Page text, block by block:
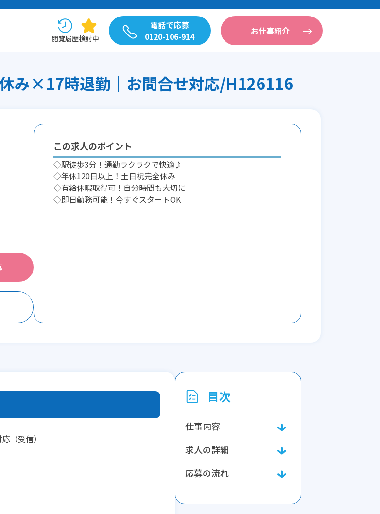
閲覧履歴検討中
電話で応募
0120-106-914
お仕事紹介
み×17時退勤｜お問合せ対応/H126116
この求人のポイント
◇駅徒歩3分！通勤ラクラクで快適♪
◇年休120日以上！土日祝完全休み
◇有給休暇取得可！自分時間も大切に
◇即日勤務可能！今すぐスタートOK
（受信）
目次
仕事内容
求人の詳細
応募の流れ